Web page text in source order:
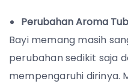
Perubahan Aroma
Bayi memang masih
perubahan sedikit saja
mempengaruhi dirinya.